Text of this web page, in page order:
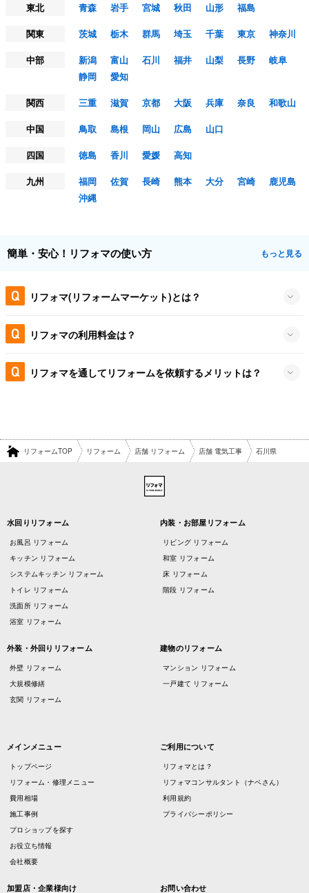
東北
青森 岩手 宮城 秋田 山形
福島
関東
茨城 栃木 群馬 埼玉 千葉 東京
神奈川
中部
新潟 富山 石川 福井 山梨 長野
岐阜
静岡
愛知
関西
三重 滋賀 京都 大阪 兵庫 奈良
和歌山
中国
鳥取 島根 岡山 広島
山口
四国
徳島 香川 愛媛
高知
九州
福岡 佐賀 長崎 熊本 大分 宮崎
鹿児島
沖縄
簡単・安心！リフォマの使い方 もっと見る
リフォマ(リフォームマーケット)とは？
リフォマの利用料金は？
リフォマを通してリフォームを依頼するメリットは？
リフォームTOP リフォーム 店舗 リフォーム 店舗 電気工事 石川県
水回りリフォーム
お風呂 リフォーム
キッチン リフォーム
システムキッチン リフォーム
トイレ リフォーム
洗面所 リフォーム
浴室 リフォーム
内装・お部屋リフォーム
リビング リフォーム
和室 リフォーム
床 リフォーム
階段 リフォーム
外装・外回りリフォーム
外壁 リフォーム
大規模修繕
玄関 リフォーム
建物のリフォーム
マンション リフォーム
一戸建て リフォーム
メインメニュー
トップページ
リフォーム・修理メニュー
費用相場
施工事例
プロショップを探す
お役立ち情報
会社概要
ご利用について
リフォマとは？
リフォマコンサルタント（ナベさん）
利用規約
プライバシーポリシー
加盟店・企業様向け お問い合わせ